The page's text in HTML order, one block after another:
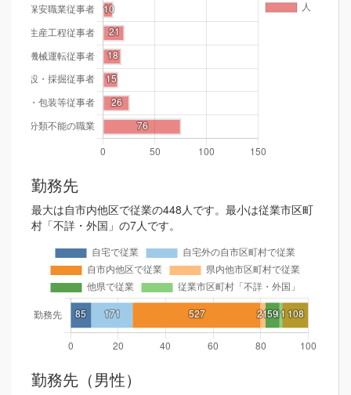
勤務先
最大は自市内他区で従業の448人です。最小は従業市区町
村「不詳・外国」の7人です。
勤務先（男性）